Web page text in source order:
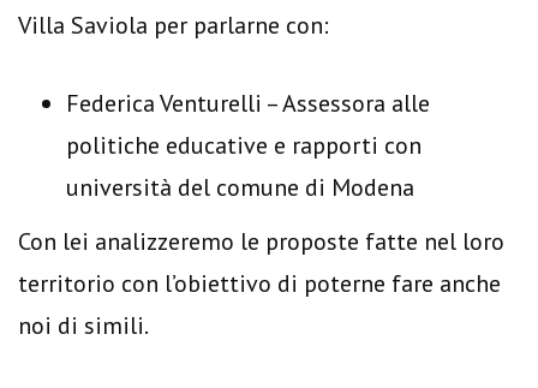
Villa Saviola per parlarne con:
Federica Venturelli – Assessora alle
politiche educative e rapporti con
università del comune di Modena
Con lei analizzeremo le proposte fatte nel loro
territorio con l’obiettivo di poterne fare anche
noi di simili.